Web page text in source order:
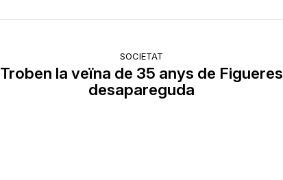
SOCIETAT
Troben la veïna de 35 anys de Figueres
desapareguda